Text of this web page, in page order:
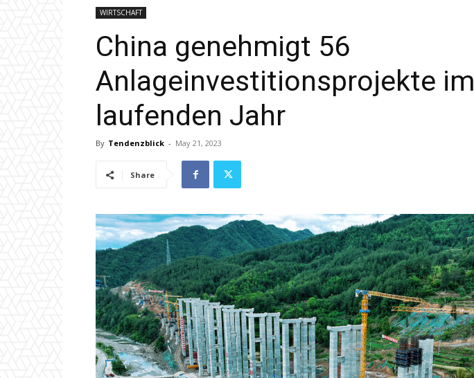
WIRTSCHAFT
China genehmigt 56
Anlageinvestitionsprojekte im
laufenden Jahr
By Tendenzblick - May 21, 2023
Share